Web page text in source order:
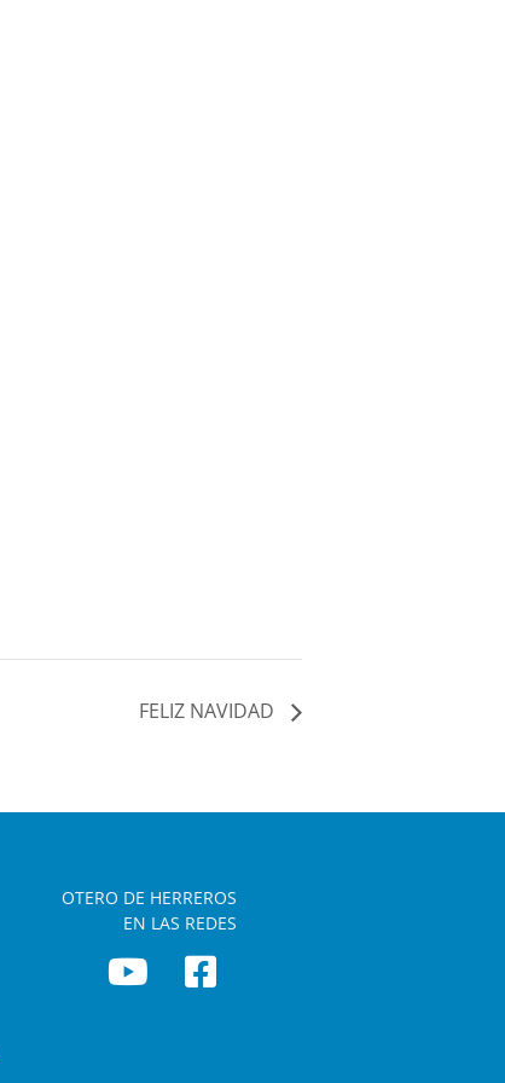
FELIZ NAVIDAD
OTERO DE HERREROS
EN LAS REDES